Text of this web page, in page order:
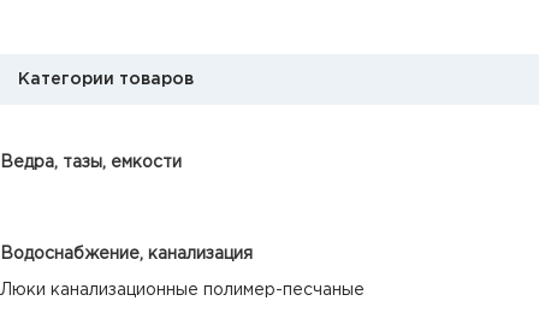
Категории товаров
Ведра, тазы, емкости
Водоснабжение, канализация
Люки канализационные полимер-песчаные